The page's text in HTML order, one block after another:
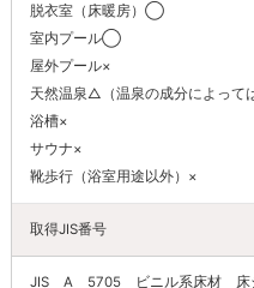
脱衣室（床暖房）◯
室内プール◯
屋外プール×
天然温泉△（温泉の成分によって
浴槽×
サウナ×
靴歩行（浴室用途以外）×
取得JIS番号
JIS A 5705 ビニル系床材 床